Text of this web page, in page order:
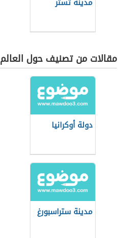
مقالات من تصنيف حول العالم
دولة أوكرانيا
مدينة ستراسبورغ